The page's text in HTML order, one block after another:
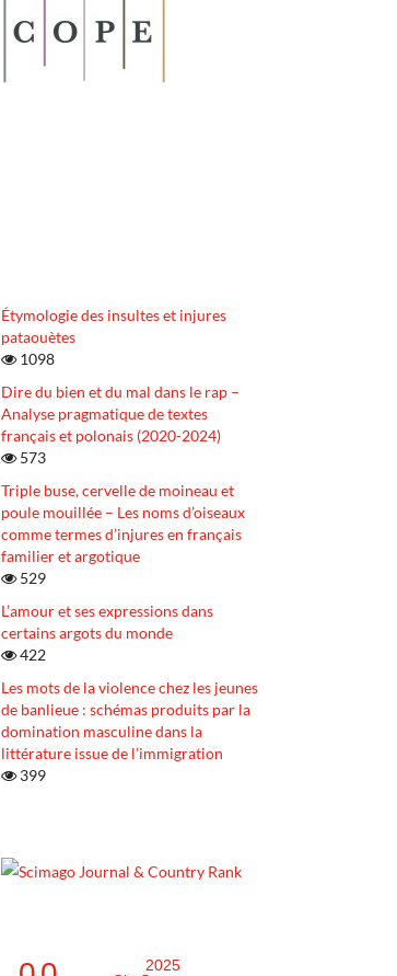
Étymologie des insultes et injures
pataouètes
1098
Dire du bien et du mal dans le rap –
Analyse pragmatique de textes
français et polonais (2020-2024)
573
Triple buse, cervelle de moineau et
poule mouillée – Les noms d’oiseaux
comme termes d’injures en français
familier et argotique
529
L’amour et ses expressions dans
certains argots du monde
422
Les mots de la violence chez les jeunes
de banlieue : schémas produits par la
domination masculine dans la
littérature issue de l’immigration
399
2025